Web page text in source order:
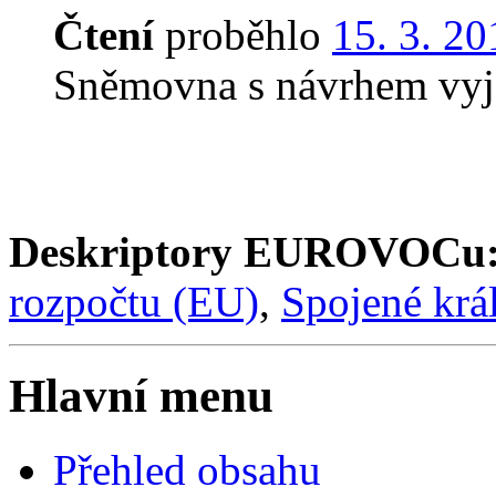
Čteníproběhlo 15. 3.
Sněmovna s návrhem
Deskriptory
rozpočtu (EU), Spojené
Hlavní menu
Přehled obsahu